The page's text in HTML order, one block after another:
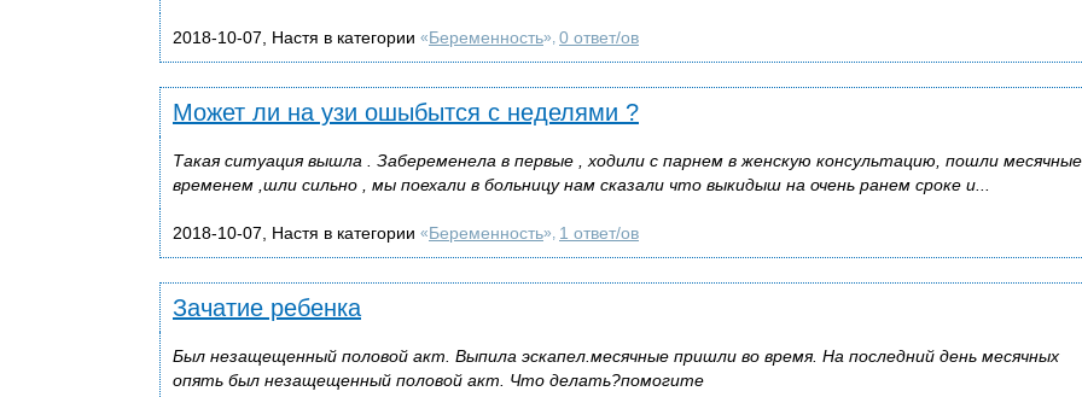
2018-10-07, Настя в категории «Беременность», 0 ответ/ов
Может ли на узи ошыбытся с неделями ?
Такая ситуация вышла . Забеременела в первые , ходили с парнем в женскую консультацию, пошли
временем ,шли сильно , мы поехали в больницу нам сказали что выкидыш на очень ранем сроке и...
2018-10-07, Настя в категории «Беременность», 1 ответ/ов
Зачатие ребенка
Был незащещенный половой акт. Выпила эскапел.месячные пришли во время. На последний день месячных
опять был незащещенный половой акт. Что делать?помогите